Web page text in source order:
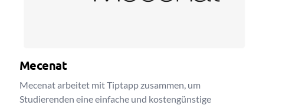
Mecenat
Mecenat arbeitet mit Tiptapp zusammen, um
Studierenden eine einfache und kostengünstige